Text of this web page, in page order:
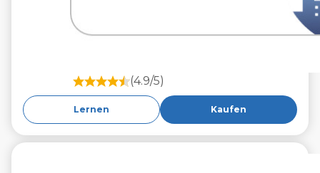
(4.9/5)
Lernen Kaufen